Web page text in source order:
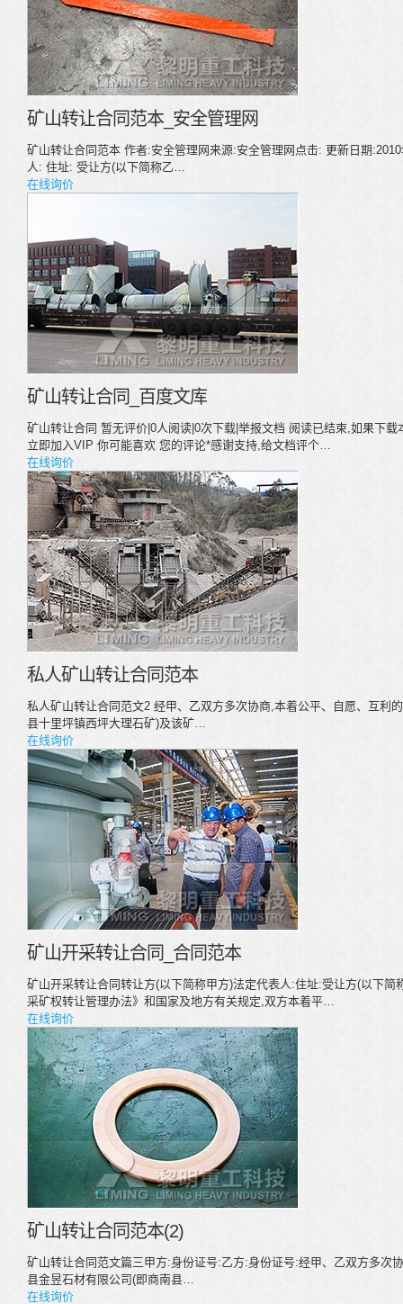
矿山转让合同范本_安全管理网
矿山转让合同范本 作者:安全管理网来源:安全管理网点击: 更新日期
人: 住址: 受让方(以下简称乙…
在线询价
矿山转让合同_百度文库
矿山转让合同 暂无评价|0人阅读|0次下载|举报文档 阅读已结束,如果下
立即加入VIP 你可能喜欢 您的评论*感谢支持,给文档评个…
在线询价
私人矿山转让合同范本
私人矿山转让合同范文2 经甲、乙双方多次协商,本着公平、自愿、互利
县十里坪镇西坪大理石矿)及该矿…
在线询价
矿山开采转让合同_合同范本
矿山开采转让合同转让方(以下简称甲方)法定代表人:住址:受让方(以下
采矿权转让管理办法》和国家及地方有关规定,双方本着平…
在线询价
矿山转让合同范本(2)
矿山转让合同范文篇三甲方:身份证号:乙方:身份证号:经甲、乙双方多次
县金昱石材有限公司(即商南县…
在线询价